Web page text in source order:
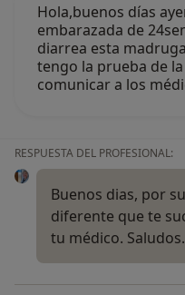
Hola,buenos días
embarazada de
diarrea esta
tengo la prueba de
comunicar a los
RESPUESTA DEL PROFESIONAL:
Buenos dias, por
diferente que te
tu médico. Saludos.